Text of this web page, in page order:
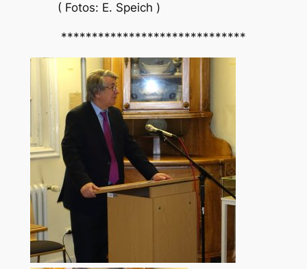
( Fotos: E. Speich )
******************************